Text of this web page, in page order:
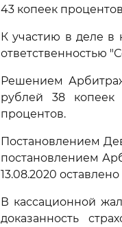
43 копеек
К участию в деле в
ответственностью
Решением
рублей 38 копеек
процентов.
Постановлением
постановлением
13.08.2020
В кассационной
доказанность